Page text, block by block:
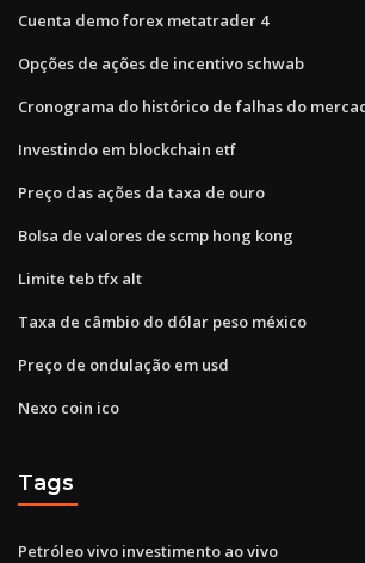
Cuenta demo forex metatrader 4
Opções de ações de incentivo schwab
Cronograma do histórico de falhas do
Investindo em blockchain etf
Preço das ações da taxa de ouro
Bolsa de valores de scmp hong kong
Limite teb tfx alt
Taxa de câmbio do dólar peso méxico
Preço de ondulação em usd
Nexo coin ico
Tags
Petróleo vivo investimento ao vivo